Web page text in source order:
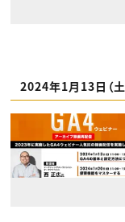
2024年1月13日（